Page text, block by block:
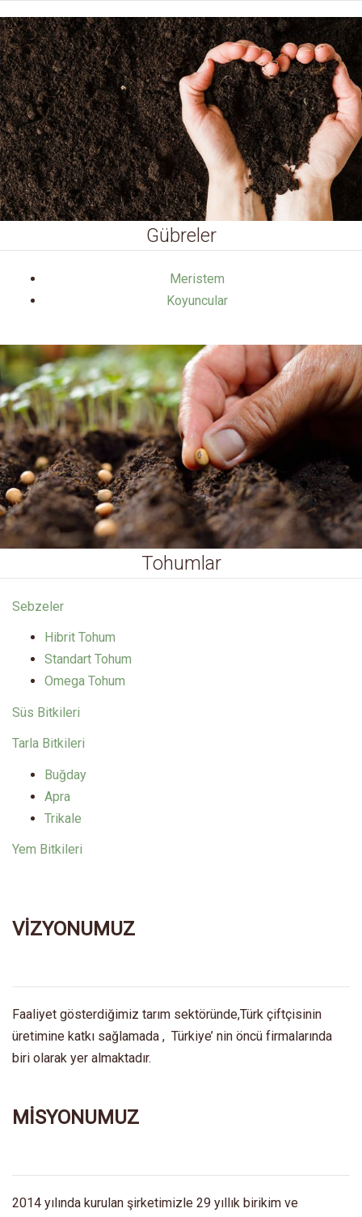
Gübreler
Meristem
Koyuncular
Tohumlar
Sebzeler
Hibrit Tohum
Standart Tohum
Omega Tohum
Süs Bitkileri
Tarla Bitkileri
Buğday
Apra
Trikale
Yem Bitkileri
VİZYONUMUZ
Faaliyet gösterdiğimiz tarım sektöründe,Türk çiftçisinin
üretimine katkı sağlamada , Türkiye’ nin öncü firmalarında
biri olarak yer almaktadır.
MİSYONUMUZ
2014 yılında kurulan şirketimizle 29 yıllık birikim ve